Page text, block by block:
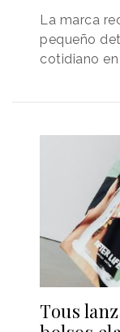
La marca
pequeño
cotidiano
Tous